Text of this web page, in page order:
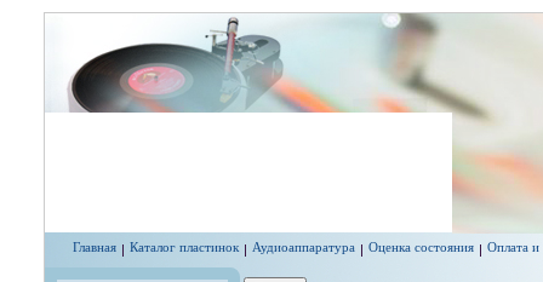
Главная Каталог пластинок Аудиоаппаратура Оценка состояния Оплата и